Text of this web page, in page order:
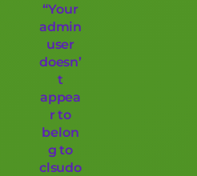
“Your
admin
user
doesn’
t
appea
r to
belon
g to
clsudo